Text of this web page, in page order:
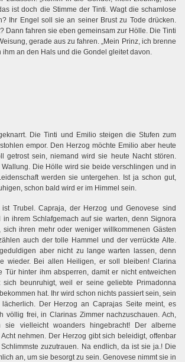
ist doch die Stimme der Tinti. Wagt die schamlose
Ihr Engel soll sie an seiner Brust zu Tode drücken.
Dann fahren sie eben gemeinsam zur Hölle. Die Tinti
gerade aus zu fahren. „Mein Prinz, ich brenne
ihm an den Hals und die Gondel gleitet davon.
Die Tinti und Emilio steigen die Stufen zum
empor. Den Herzog möchte Emilio aber heute
getrost sein, niemand wird sie heute Nacht stören.
Die Hölle wird sie beide verschlingen und in
werden sie untergehen. Ist ja schon gut,
schon bald wird er im Himmel sein.
Trubel. Capraja, der Herzog und Genovese sind
ihrem Schlafgemach auf sie warten, denn Signora
sich ihren mehr oder weniger willkommenen Gästen
auch der tolle Hammel und der verrückte Alte.
aber nicht zu lange warten lassen, denn
wieder. Bei allen Heiligen, er soll bleiben! Clarina
Tür hinter ihm absperren, damit er nicht entweichen
sich beunruhigt, weil er seine geliebte Primadonna
hat. Ihr wird schon nichts passiert sein, sein
Der Herzog an Caprajas Seite meint, es
völlig frei, in Clarinas Zimmer nachzuschauen. Ach,
sie vielleicht woanders hingebracht! Der alberne
nehmen. Der Herzog gibt sich beleidigt, offenbar
zuzutrauen. Na endlich, da ist sie ja.! Die
an, um sie besorgt zu sein. Genovese nimmt sie in